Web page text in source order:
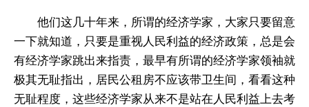
他们这几十年来，所谓的经济学家，大家只要留意
一下就知道，只要是重视人民利益的经济政策，总是会
有经济学家跳出来指责，最早有所谓的经济学家领袖就
极其无耻指出，居民公租房不应该带卫生间，看看这种
无耻程度，这些经济学家从来不是站在人民利益上去考